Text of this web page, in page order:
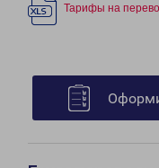
Тарифы на